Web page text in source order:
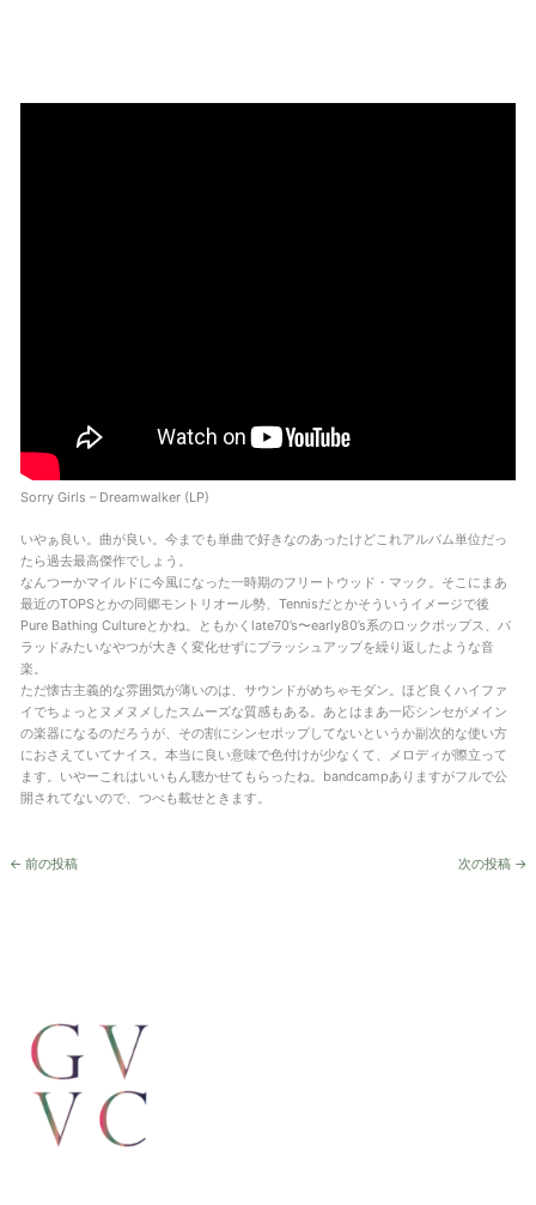
Sorry Girls – Dreamwalker (LP)
いやぁ良い。曲が良い。今までも単曲で好きなのあったけどこれアルバム単位だっ
たら過去最高傑作でしょう。
なんつーかマイルドに今風になった一時期のフリートウッド・マック。そこにまあ
最近のTOPSとかの同郷モントリオール勢、Tennisだとかそういうイメージで後
Pure Bathing Cultureとかね。ともかくlate70’s〜early80’s系のロックポップス、バ
ラッドみたいなやつが大きく変化せずにブラッシュアップを繰り返したような音
楽。
ただ懐古主義的な雰囲気が薄いのは、サウンドがめちゃモダン。ほど良くハイファ
イでちょっとヌメヌメしたスムーズな質感もある。あとはまあ一応シンセがメイン
の楽器になるのだろうが、その割にシンセポップしてないというか副次的な使い方
におさえていてナイス。本当に良い意味で色付けが少なくて、メロディが際立って
ます。いやーこれはいいもん聴かせてもらったね。bandcampありますがフルで公
開されてないので、つべも載せときます。
← 前の投稿 次の投稿 →